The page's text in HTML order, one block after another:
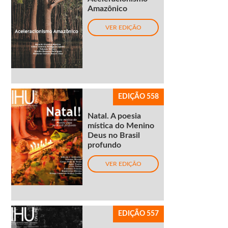
Amazônico
VER EDIÇÃO
EDIÇÃO 558
Natal. A poesia
mística do Menino
Deus no Brasil
profundo
VER EDIÇÃO
EDIÇÃO 557